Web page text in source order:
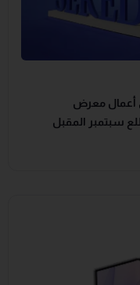
أعمال معرض
سبتمبر المقبل